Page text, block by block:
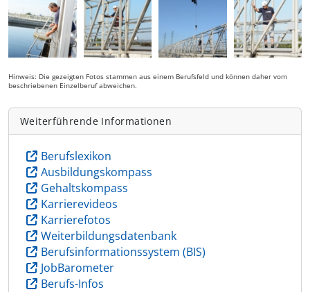
Hinweis: Die gezeigten Fotos stammen aus einem Berufsfeld und können daher vom
beschriebenen Einzelberuf abweichen.
Weiterführende Informationen
Berufslexikon
Ausbildungskompass
Gehaltskompass
Karrierevideos
Karrierefotos
Weiterbildungsdatenbank
Berufsinformationssystem (BIS)
JobBarometer
Berufs-Infos